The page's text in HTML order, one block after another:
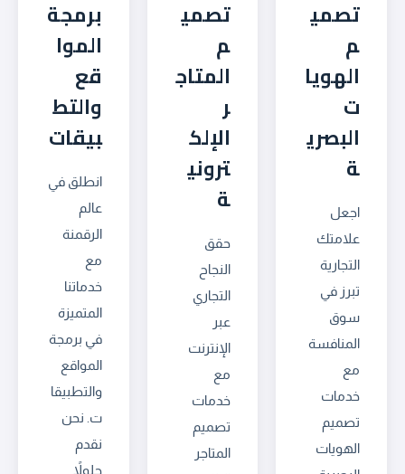
تصمي
م
الهويا
ت
البصري
ة
اجعل
علامتك
التجارية
تبرز في
سوق
المنافسة
مع
خدمات
تصميم
الهويات
تصمي
م
المتاج
ر
الإلك
تروني
ة
حقق
النجاح
التجاري
عبر
الإنترنت
مع
خدمات
تصميم
المتاجر
برمجة
الموا
قع
والتط
بيقات
انطلق في
عالم
الرقمنة
مع
خدماتنا
المتميزة
في برمجة
المواقع
والتطبيقا
ت. نحن
نقدم
حلولاً